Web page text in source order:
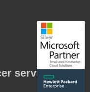
servicios IT